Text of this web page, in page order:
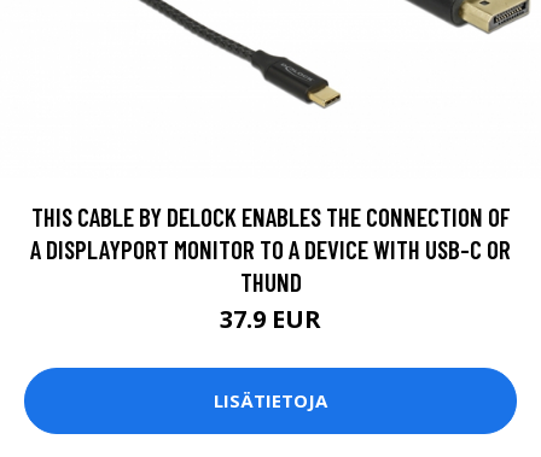
THIS CABLE BY DELOCK ENABLES THE CONNECTION OF
A DISPLAYPORT MONITOR TO A DEVICE WITH USB-C OR
THUND
37.9 EUR
LISÄTIETOJA